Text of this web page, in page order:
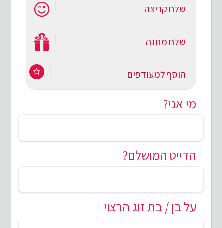
שלח קריצה
שלח מתנה
הוסף למעודפים
מי אני?
הדייט המושלם?
על בן / בת זוג הרצוי